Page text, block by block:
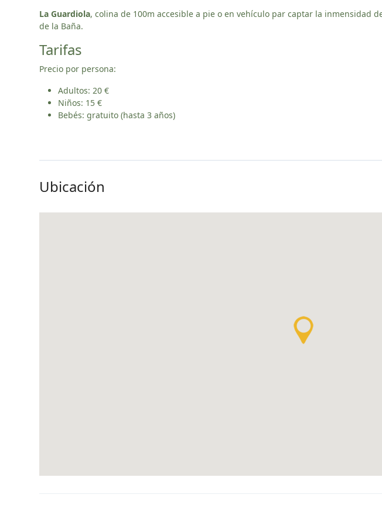
La Guardiola, colina de 100m accesible a pie o en vehículo par captar la inmensidad
de la Baña.
Tarifas
Precio por persona:
Adultos: 20 €
Niños: 15 €
Bebés: gratuito (hasta 3 años)
Ubicación